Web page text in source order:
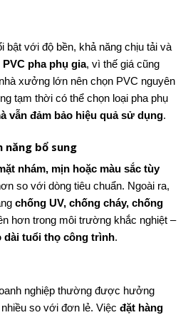
bật với độ bền, khả năng chịu tải và
PVC pha phụ gia, vì thế giá cũng
xưởng lớn nên chọn PVC nguyên
tạm thời có thể chọn loại pha phụ
vẫn đảm bảo hiệu quả sử dụng.
năng bổ sung
nhám, mịn hoặc màu sắc tùy
so với dòng tiêu chuẩn. Ngoài ra,
chống UV, chống cháy, chống
hơn trong môi trường khắc nghiệt –
dài tuổi thọ công trình.
nghiệp thường được hưởng
so với đơn lẻ. Việc đặt hàng